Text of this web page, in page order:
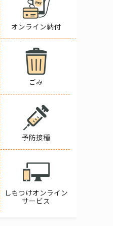
オンライン納付
ごみ
予防接種
しもつけオンライン
サービス